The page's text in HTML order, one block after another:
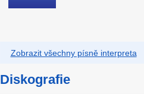
Zobrazit všechny písně interpreta
Diskografie